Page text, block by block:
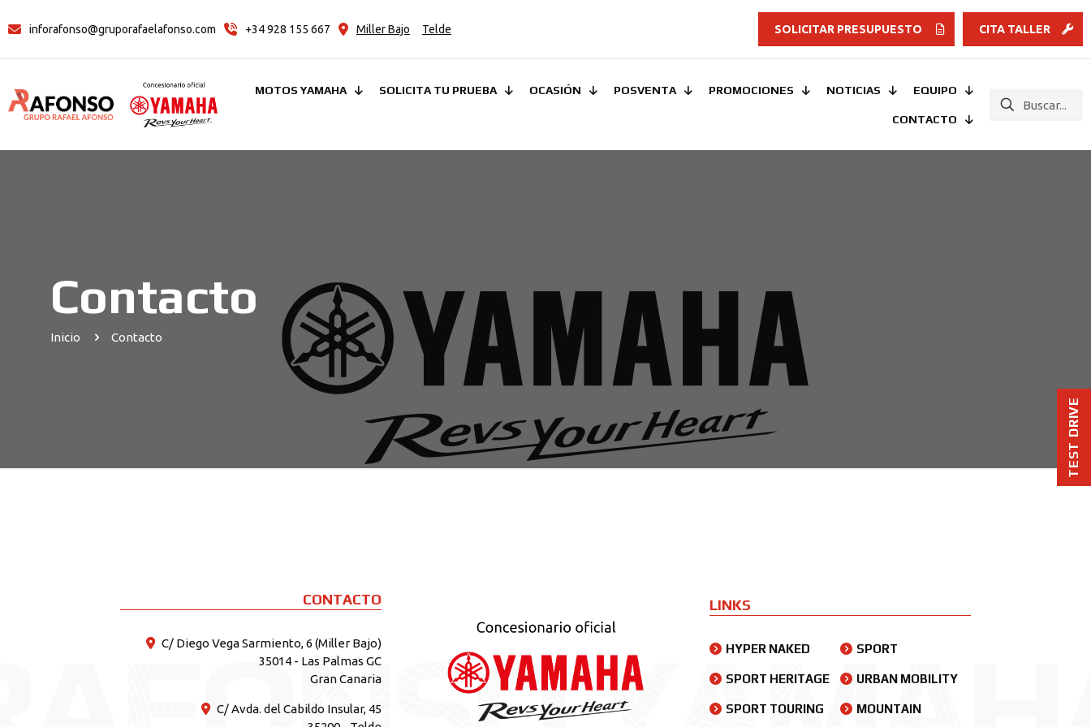
inforafonso@gruporafaelafonso.com +34 928 155 667 Miller Bajo Telde SOLICITAR PRESUPUESTO CITA TALLER
MOTOS YAMAHA SOLICITA TU PRUEBA OCASIÓN POSVENTA PROMOCIONES NOTICIAS EQUIPO
CONTACTO
Contacto
Inicio Contacto
CONTACTO
C/ Diego Vega Sarmiento, 6 (Miller Bajo)
35014 - Las Palmas GC
Gran Canaria
C/ Avda. del Cabildo Insular, 45
LINKS
HYPER NAKED
SPORT HERITAGE
SPORT TOURING
SPORT
URBAN MOBILITY
MOUNTAIN
TEST DRIVE